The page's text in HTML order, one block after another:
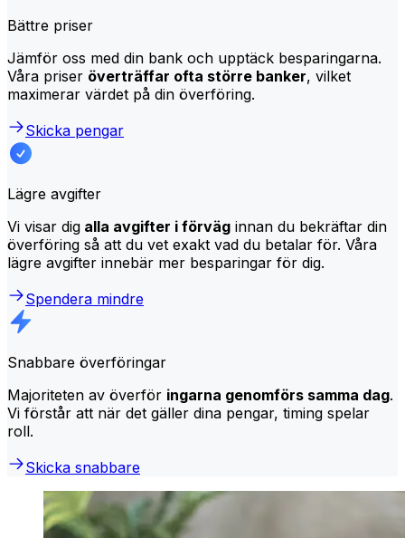
Bättre priser
Jämför oss med din bank och upptäck besparingarna.
Våra priser överträffar ofta större banker, vilket
maximerar värdet på din överföring.
Skicka pengar
Lägre avgifter
Vi visar dig alla avgifter i förväg innan du bekräftar din
överföring så att du vet exakt vad du betalar för. Våra
lägre avgifter innebär mer besparingar för dig.
Spendera mindre
Snabbare överföringar
Majoriteten av överför ingarna genomförs samma dag.
Vi förstår att när det gäller dina pengar, timing spelar
roll.
Skicka snabbare